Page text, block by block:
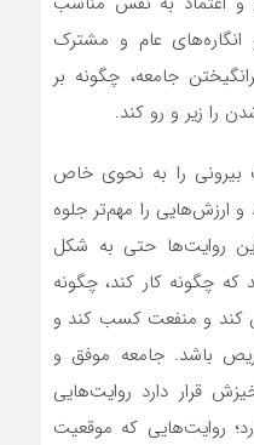
عام و مشترک
جامعه، چگونه بر
را زیر و رو کند.
بیرونی را به نحوی خاص
و ارزش‌هایی را مهم‌تر جلوه
روایت‌ها حتی به شکل
که چگونه کار کند، چگونه
کند و منفعت کسب کند و
باشد. جامعه موفق و
قرار دارد روایت‌هایی
روایت‌هایی که موقعیت